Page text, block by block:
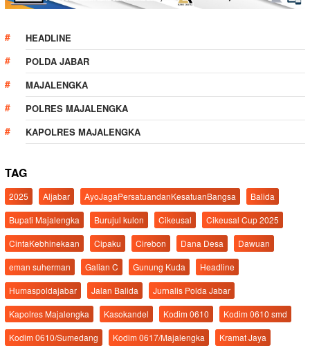
HEADLINE
POLDA JABAR
MAJALENGKA
POLRES MAJALENGKA
KAPOLRES MAJALENGKA
TAG
2025 Aljabar AyoJagaPersatuandanKesatuanBangsa
Balida
Bupati Majalengka
Burujul kulon Cikeusal
Cikeusal Cup 2025
CintaKebhinekaan
Cipaku Cirebon Dana Desa
Dawuan
eman suherman
Galian C Gunung Kuda
Headline
Humaspoldajabar
Jalan Balida
Jurnalis Polda Jabar
Kapolres Majalengka
Kasokandel Kodim 0610
Kodim 0610 smd
Kodim 0610/Sumedang
Kodim 0617/Majalengka
Kramat Jaya